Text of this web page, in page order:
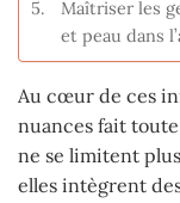
Maîtriser les
et peau dans
Au cœur de ces
nuances fait
ne se limitent
elles intègrent